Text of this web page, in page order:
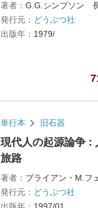
著者：
発行元： どうぶつ社
出版年： 1979/
単行本 旧石器
現代人の起源論争 :
旅路
著者： ブライアン・M.フ
発行元： どうぶつ社